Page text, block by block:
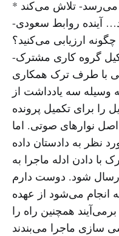
* در پرتو موضع ترکیه که- به نظر می‌رسد- تلاش می‌کند
آینده روابط سعودی-
چگونه ارزیابی می‌کنید؟
-موضع مثبت ترکیه در قبال تشکیل گروه کاری مشترک
با طرف ترک همکاری
وسیله سه یادداشت از
را برای تکمیل پرونده
نوارهای صوتی. اما
نظر به دادستان داده
با دادن ادله ماجرا به
ارسال شود. دوست دارم
انجام می‌شود از عهده
همچنین راه را